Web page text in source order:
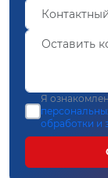
Я
обработки и